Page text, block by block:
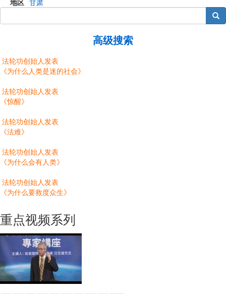
地区 甘肃
搜索
高级搜索
法轮功创始人发表
《为什么人类是迷的社会》
法轮功创始人发表
《惊醒》
法轮功创始人发表
《法难》
法轮功创始人发表
《为什么会有人类》
法轮功创始人发表
《为什么要救度众生》
重点视频系列